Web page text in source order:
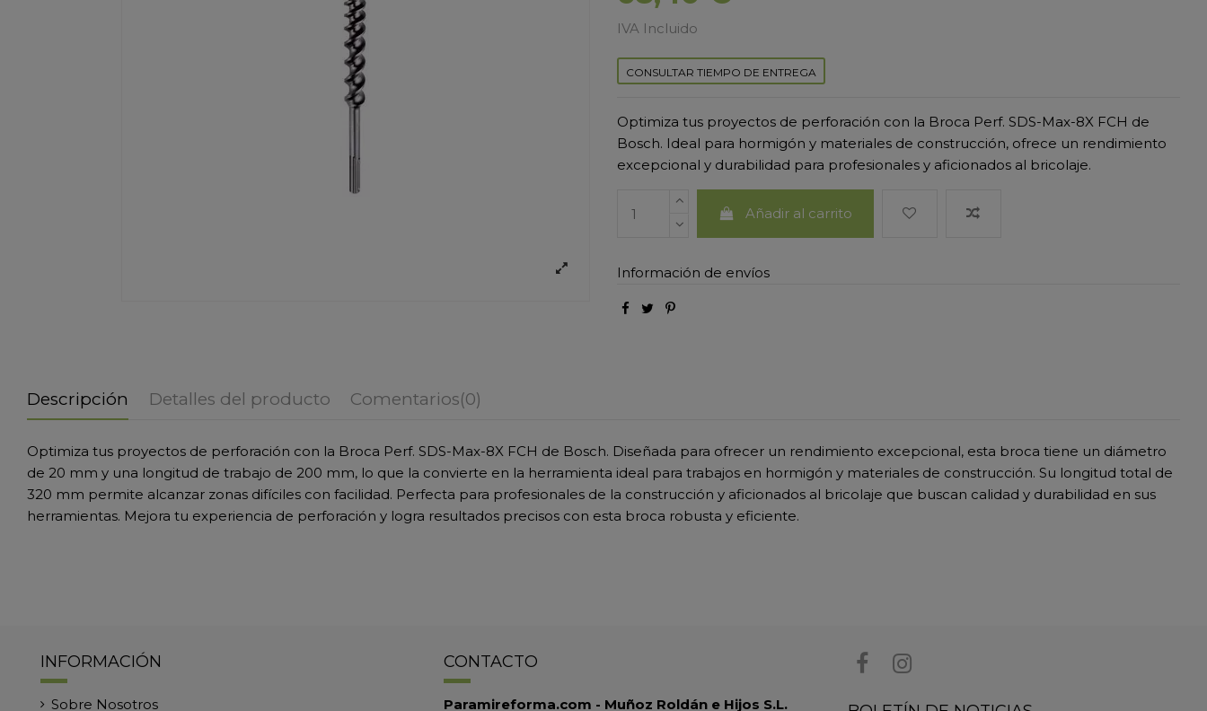
IVA Incluido
CONSULTAR TIEMPO DE ENTREGA
Optimiza tus proyectos de perforación con la Broca Perf. SDS-Max-8X FCH de
Bosch. Ideal para hormigón y materiales de construcción, ofrece un rendimiento
excepcional y durabilidad para profesionales y aficionados al bricolaje.
Añadir al carrito
Información de envíos
Descripción Detalles del producto Comentarios(0)
Optimiza tus proyectos de perforación con la Broca Perf. SDS-Max-8X FCH de Bosch. Diseñada para ofrecer un rendimiento excepcional, esta broca tiene un diámetro
de 20 mm y una longitud de trabajo de 200 mm, lo que la convierte en la herramienta ideal para trabajos en hormigón y materiales de construcción. Su longitud total de
320 mm permite alcanzar zonas difíciles con facilidad. Perfecta para profesionales de la construcción y aficionados al bricolaje que buscan calidad y durabilidad en sus
herramientas. Mejora tu experiencia de perforación y logra resultados precisos con esta broca robusta y eficiente.
INFORMACIÓN
Sobre Nosotros
CONTACTO
Paramireforma.com - Muñoz Roldán e Hijos S.L.